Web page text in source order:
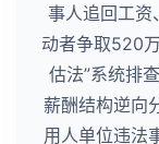
事人追回工资
动者争取520
估法”系统排
薪酬结构逆向
用人单位违法